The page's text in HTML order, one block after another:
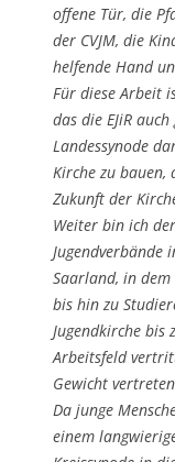
offene Tür, die
der CVJM, die
helfende Hand
Für diese Arbeit
das die EJiR
Landessynode
Kirche zu bauen,
Zukunft der
Weiter bin ich
Jugendverbände
Saarland, in dem
bis hin zu
Jugendkirche bis
Arbeitsfeld
Gewicht
Da junge
einem